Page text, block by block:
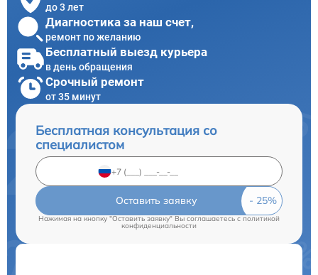
до 3 лет
Диагностика за наш счет,
ремонт по желанию
Бесплатный выезд курьера
в день обращения
Срочный ремонт
от 35 минут
Бесплатная консультация со
специалистом
Оставить заявку
Нажимая на кнопку "Оставить заявку" Вы соглашаетесь c политикой
конфиденциальности